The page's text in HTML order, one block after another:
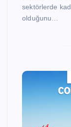
sektörlerde
olduğunu…